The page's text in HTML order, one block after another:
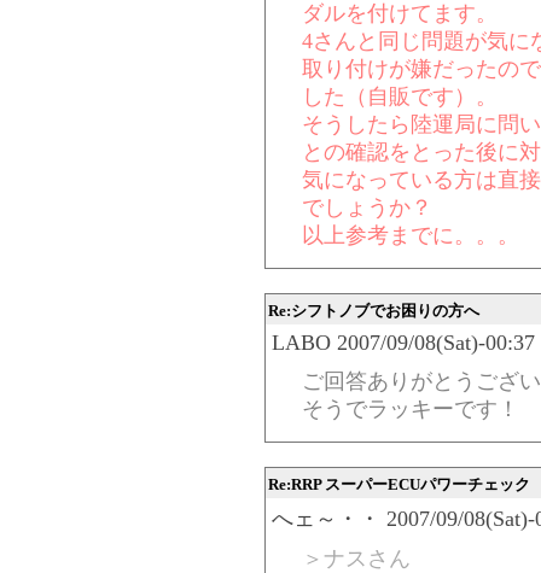
ダルを付けてます。
4さんと同じ問題が気に
取り付けが嫌だったの
した（自販です）。
そうしたら陸運局に問
との確認をとった後に
気になっている方は直
でしょうか？
以上参考までに。。。
Re:シフトノブでお困りの方へ
LABO 2007/09/08(Sat)-
ご回答ありがとうござ
そうでラッキーです！
Re:RRP スーパーECUパワーチェック
へェ～・・ 2007/09/08(Sat)-
＞ナスさん